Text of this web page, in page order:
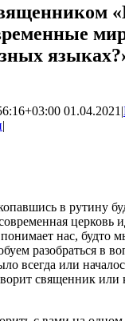
01.04.2021 |
|
в рутину
церковь
нас, будто
разобраться в
всегда или
священник или